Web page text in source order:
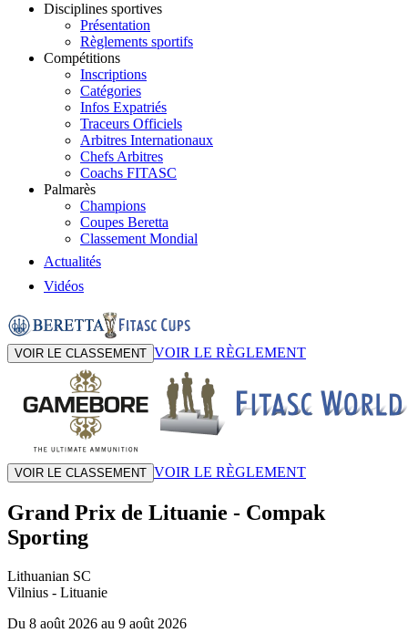
Disciplines sportives
Présentation
Règlements sportifs
Compétitions
Inscriptions
Catégories
Infos Expatriés
Traceurs Officiels
Arbitres Internationaux
Chefs Arbitres
Coachs FITASC
Palmarès
Champions
Coupes Beretta
Classement Mondial
Actualités
Vidéos
VOIR LE CLASSEMENT VOIR LE RÈGLEMENT
VOIR LE CLASSEMENT VOIR LE RÈGLEMENT
Grand Prix de Lituanie - Compak
Sporting
Lithuanian SC
Vilnius - Lituanie
Du 8 août 2026 au 9 août 2026